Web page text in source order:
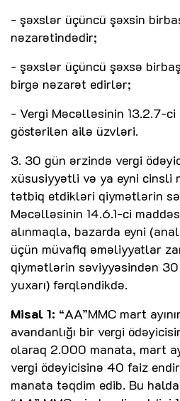
- şəxslər üçüncü şəxsin
nəzarətindədir;
- şəxslər üçüncü şəxsə
birgə nəzarət edirlər;
- Vergi Məcəlləsinin 13.2.7-ci
göstərilən ailə üzvləri.
3. 30 gün ərzində vergi
xüsusiyyətli və ya eyni cinsli
tətbiq etdikləri qiymətlərin
Məcəlləsinin 14.6.1-ci
alınmaqla, bazarda eyni
üçün müvafiq əməliyyatlar
qiymətlərin səviyyəsindən 30
yuxarı) fərqləndikdə.
Misal 1: “AA”MMC mart
avandanlığı bir vergi
olaraq 2.000 manata, mart
vergi ödəyicisinə 40 faiz
manata təqdim edib. Bu